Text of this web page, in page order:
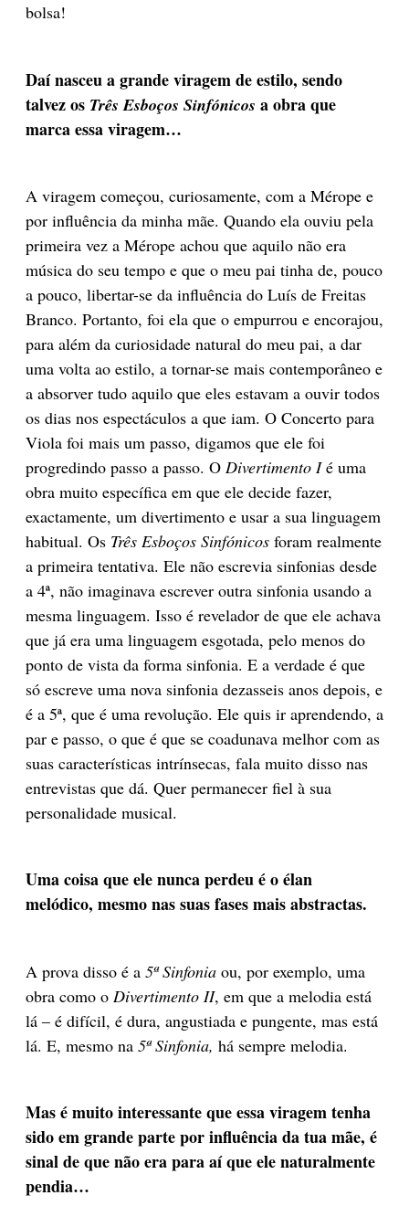
bolsa!
Daí nasceu a grande viragem de estilo, sendo
talvez os Três Esboços Sinfónicos a obra que
marca essa viragem…
A viragem começou, curiosamente, com a Mérope e
por influência da minha mãe. Quando ela ouviu pela
primeira vez a Mérope achou que aquilo não era
música do seu tempo e que o meu pai tinha de, pouco
a pouco, libertar-se da influência do Luís de Freitas
Branco. Portanto, foi ela que o empurrou e encorajou,
para além da curiosidade natural do meu pai, a dar
uma volta ao estilo, a tornar-se mais contemporâneo e
a absorver tudo aquilo que eles estavam a ouvir todos
os dias nos espectáculos a que iam. O Concerto para
Viola foi mais um passo, digamos que ele foi
progredindo passo a passo. O Divertimento Ié uma
obra muito específica em que ele decide fazer,
exactamente, um divertimento e usar a sua linguagem
habitual. Os Três Esboços Sinfónicos foram realmente
a primeira tentativa. Ele não escrevia sinfonias desde
a 4ª, não imaginava escrever outra sinfonia usando a
mesma linguagem. Isso é revelador de que ele achava
que já era uma linguagem esgotada, pelo menos do
ponto de vista da forma sinfonia. E a verdade é que
só escreve uma nova sinfonia dezasseis anos depois, e
é a 5ª, que é uma revolução. Ele quis ir aprendendo, a
par e passo, o que é que se coadunava melhor com as
suas características intrínsecas, fala muito disso nas
entrevistas que dá. Quer permanecer fiel à sua
personalidade musical.
Uma coisa que ele nunca perdeu é o élan
melódico, mesmo nas suas fases mais abstractas.
A prova disso é a 5ª Sinfonia ou, por exemplo, uma
obra como o Divertimento II, em que a melodia está
lá – é difícil, é dura, angustiada e pungente, mas está
lá. E, mesmo na 5ª Sinfonia, há sempre melodia.
Mas é muito interessante que essa viragem tenha
sido em grande parte por influência da tua mãe, é
sinal de que não era para aí que ele naturalmente
pendia…